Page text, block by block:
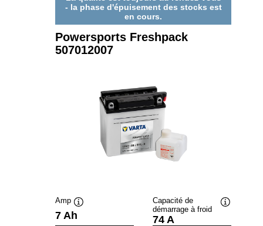
- la phase d'épuisement des stocks est
en cours.
Powersports Freshpack
507012007
Amp
7 Ah
Capacité de
démarrage à froid
74 A